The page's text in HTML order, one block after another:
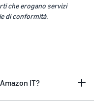
che erogano servizi
di conformità.
IT?